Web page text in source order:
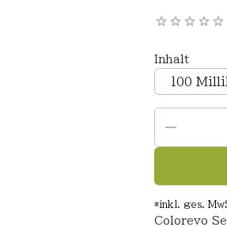
Inhalt
*inkl. ges.
Colorevo